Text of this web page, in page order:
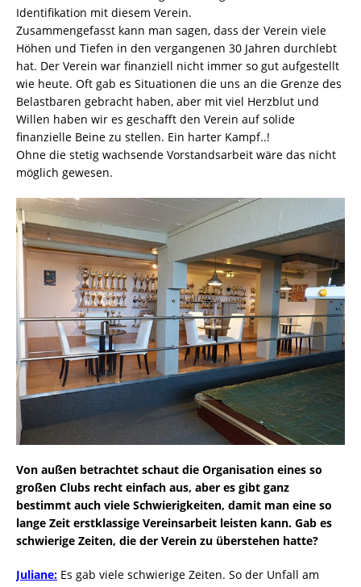
Identifikation mit diesem Verein.
Zusammengefasst kann man sagen, dass der Verein viele
Höhen und Tiefen in den vergangenen 30 Jahren durchlebt
hat. Der Verein war finanziell nicht immer so gut aufgestellt
wie heute. Oft gab es Situationen die uns an die Grenze des
Belastbaren gebracht haben, aber mit viel Herzblut und
Willen haben wir es geschafft den Verein auf solide
finanzielle Beine zu stellen. Ein harter Kampf..!
Ohne die stetig wachsende Vorstandsarbeit wäre das nicht
möglich gewesen.
Von außen betrachtet schaut die Organisation eines so
großen Clubs recht einfach aus, aber es gibt ganz
bestimmt auch viele Schwierigkeiten, damit man eine so
lange Zeit erstklassige Vereinsarbeit leisten kann. Gab es
schwierige Zeiten, die der Verein zu überstehen hatte?
Juliane: Es gab viele schwierige Zeiten. So der Unfall am